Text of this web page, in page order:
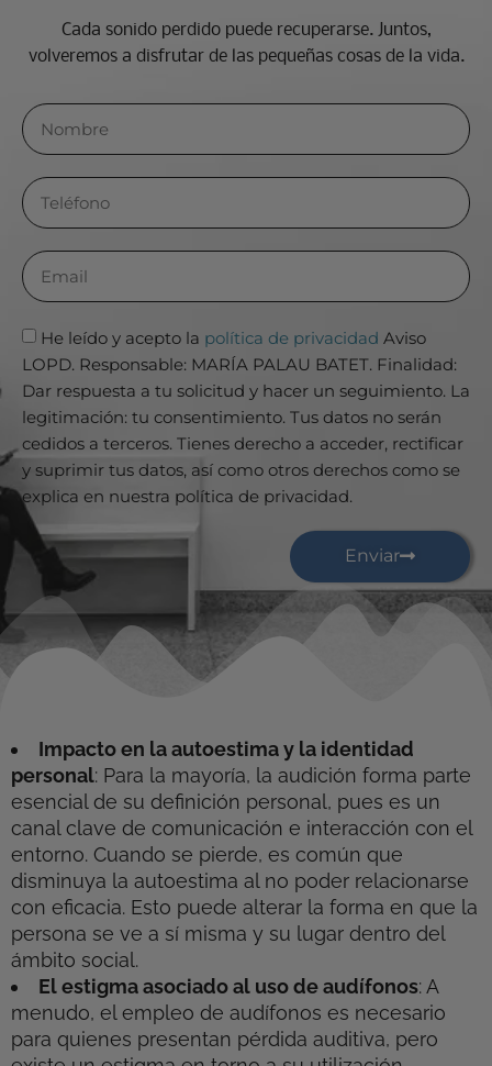
Cada sonido perdido puede recuperarse. Juntos,
volveremos a disfrutar de las pequeñas cosas de la vida.​
He leído y acepto la política de privacidad Aviso
LOPD. Responsable: MARÍA PALAU BATET. Finalidad:
Dar respuesta a tu solicitud y hacer un seguimiento. La
legitimación: tu consentimiento. Tus datos no serán
cedidos a terceros. Tienes derecho a acceder, rectificar
y suprimir tus datos, así como otros derechos como se
explica en nuestra política de privacidad.
Enviar
Impacto en la autoestima y la identidad
personal: Para la mayoría, la audición forma parte
esencial de su definición personal, pues es un
canal clave de comunicación e interacción con el
entorno. Cuando se pierde, es común que
disminuya la autoestima al no poder relacionarse
con eficacia. Esto puede alterar la forma en que la
persona se ve a sí misma y su lugar dentro del
ámbito social.
El estigma asociado al uso de audífonos: A
menudo, el empleo de audífonos es necesario
para quienes presentan pérdida auditiva, pero